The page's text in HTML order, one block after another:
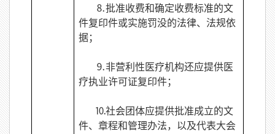
⒏批准收费和确定收费标准的文
件复印件或实施罚没的法律、法规依
据；
⒐非营利性医疗机构还应提供医
疗执业许可证复印件；
⒑社会团体应提供批准成立的文
件、章程和管理办法，以及代表大会